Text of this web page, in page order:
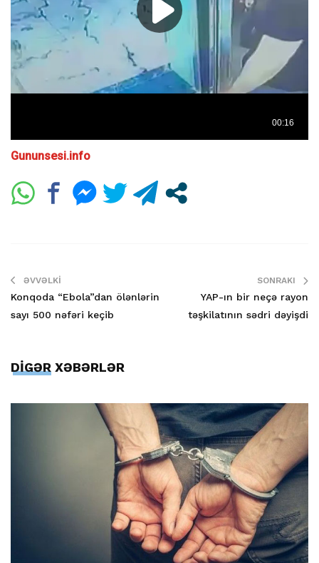
Gununsesi.info
ƏVVƏLKI
Konqoda “Ebola”dan ölənlərin
sayı 500 nəfəri keçib
SONRAKI
YAP-ın bir neçə rayon
təşkilatının sədri dəyişdi
DİGƏR XƏBƏRLƏR